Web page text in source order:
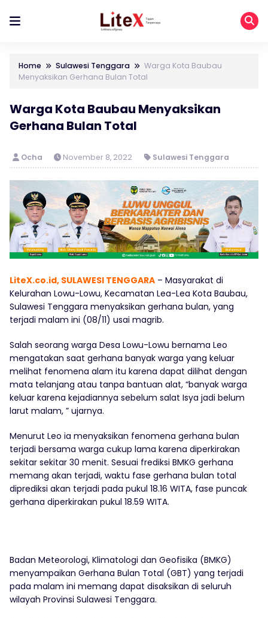
Home Sulawesi Tenggara
Warga Kota Baubau
Menyaksikan Gerhana Bulan Total
Warga Kota Baubau Menyaksikan
Gerhana Bulan Total
Ocha November 8, 2022 Sulawesi Tenggara
LiteX.co.id, SULAWESI TENGGARA – Masyarakat di
Kelurahan Lowu-Lowu, Kecamatan Lea-Lea Kota Baubau,
Sulawesi Tenggara menyaksikan gerhana bulan, yang
terjadi malam ini (08/11) usai magrib.
Salah seorang warga Desa Lowu-Lowu bernama Leo
mengatakan saat gerhana banyak warga yang keluar
melihat fenomena alam itu karena dapat dilihat dengan
mata telanjang atau tanpa bantuan alat, “banyak warga
keluar karena kejadiannya sebelum salat Isya jadi belum
larut malam, ” ujarnya.
Menurut Leo ia menyaksikan fenomena gerhana bulan
terjadi bersama warga cukup lama karena diperkirakan
sekitar sekitar 30 menit. Sesuai frediksi BMKG gerhana
memang akan terjadi, waktu fase gerhana bulan total
diprediksi akan terjadi pada pukul 18.16 WITA, fase puncak
gerhana diperkirakan pukul 18.59 WITA.
Badan Meteorologi, Klimatologi dan Geofisika (BMKG)
menyampaikan Gerhana Bulan Total (GBT) yang terjadi
pada malam ini memang dapat disaksikan di seluruh
wilayah Provinsi Sulawesi Tenggara.